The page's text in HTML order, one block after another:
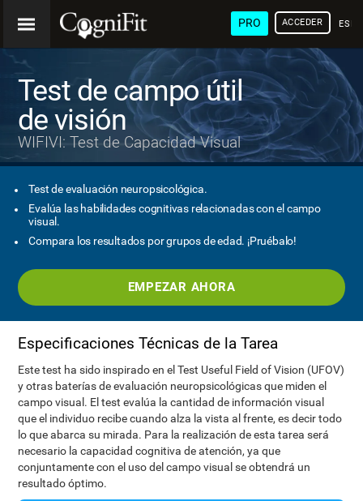
PRO ACCEDER
Test de campo útil
de visión
WIFIVI: Test de Capacidad Visual
Test de evaluación neuropsicológica.
Evalúa las habilidades cognitivas relacionadas con el campo
visual.
Compara los resultados por grupos de edad. ¡Pruébalo!
EMPEZAR AHORA
Especificaciones Técnicas de la Tarea
Este test ha sido inspirado en el Test Useful Field of Vision (UFOV)
y otras baterías de evaluación neuropsicológicas que miden el
campo visual. El test evalúa la cantidad de información visual
que el individuo recibe cuando alza la vista al frente, es decir todo
lo que abarca su mirada. Para la realización de esta tarea será
necesario la capacidad cognitiva de atención, ya que
conjuntamente con el uso del campo visual se obtendrá un
resultado óptimo.